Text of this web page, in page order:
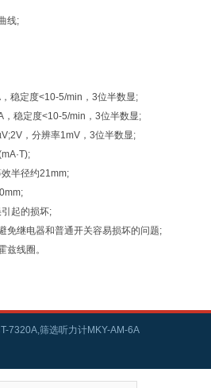
线;
稳定度<10-5/min，3位半数显;
稳定度<10-5/min，3位半数显;
，分辨率1mV，3位半数显;
半径约21mm;
起的损坏;
继电器和普通开关容易损坏的问题;
线圈。
7320A,筛选听力计MKY-AM-6A